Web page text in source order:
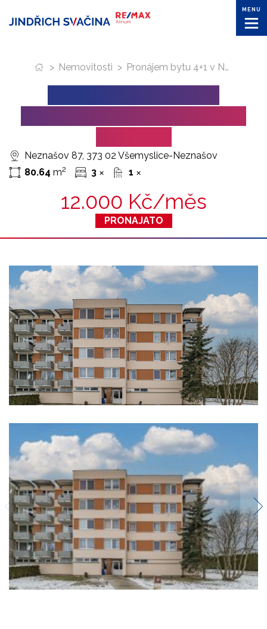
MENU
Neznašov 87, 373 02 Všemyslice-Neznašov
80.64 m2 3 ✕ 1 ✕
12.000 Kč/měs
PRONAJATO
> Nemovitosti > Pronájem bytu 4+1 v Neznašově u Týna nad Vltavou